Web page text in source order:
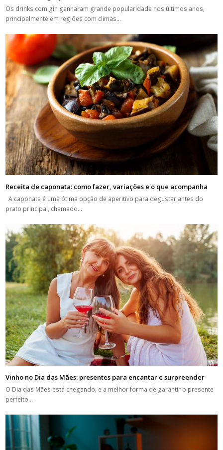
Os drinks com gin ganharam grande popularidade nos últimos anos,
principalmente em regiões com climas…
Receita de caponata: como fazer, variações e o que acompanha
A caponata é uma ótima opção de aperitivo para degustar antes do
prato principal, chamado…
Vinho no Dia das Mães: presentes para encantar e surpreender
O Dia das Mães está chegando, e a melhor forma de garantir o presente
perfeito…